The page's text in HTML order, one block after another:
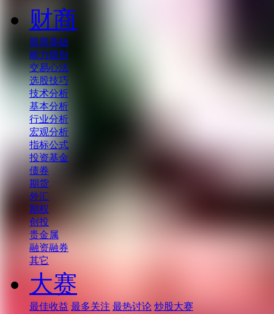
财商
股票基础
能力级别
交易心法
选股技巧
技术分析
基本分析
行业分析
宏观分析
指标公式
投资基金
债券
期货
外汇
期权
创投
贵金属
融资融券
其它
大赛
最佳收益 最多关注 最热讨论 炒股大赛